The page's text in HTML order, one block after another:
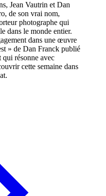
Jean Vautrin et Dan
de son vrai nom,
photographe qui
dans le monde entier.
dans une œuvre
» de Dan Franck publié
qui résonne avec
cette semaine dans